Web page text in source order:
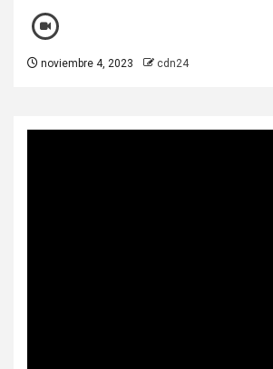
noviembre 4, 2023 cdn24